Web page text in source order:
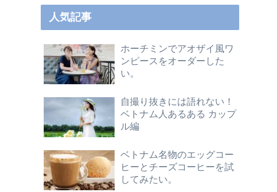
人気記事
ホーチミンでアオザイ風ワ
ンピースをオーダーした
い。
自撮り抜きには語れない！
ベトナム人あるある カップ
ル編
ベトナム名物のエッグコー
ヒーとチーズコーヒーを試
してみたい。